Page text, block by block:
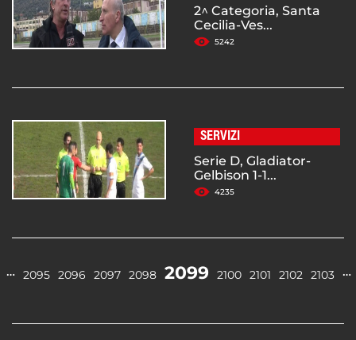
2^ Categoria, Santa
Cecilia-Ves...
5242
SERVIZI
Serie D, Gladiator-
Gelbison 1-1...
4235
… 2095 2096 2097 2098 2099 2100 2101 2102 2103 …